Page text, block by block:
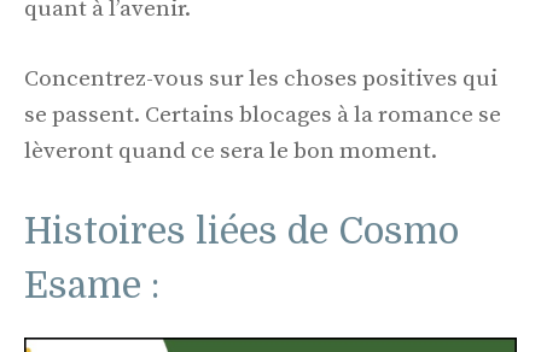
quant à l’avenir.
Concentrez-vous sur les choses positives qui
se passent. Certains blocages à la romance se
lèveront quand ce sera le bon moment.
Histoires liées de Cosmo
Esame :